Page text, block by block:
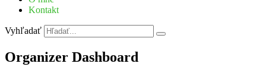
Kontakt
Vyhľadať
Organizer Dashboard